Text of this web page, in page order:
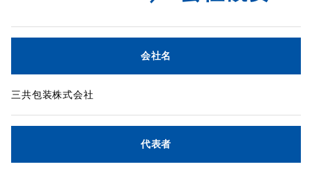
会社名
三共包装株式会社
代表者